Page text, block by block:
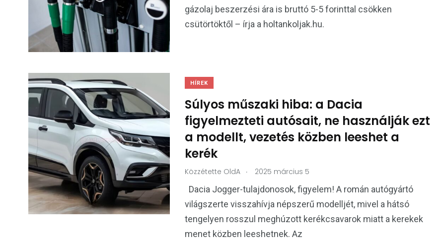
gázolaj beszerzési ára is bruttó 5-5 forinttal csökken
csütörtöktől – írja a holtankoljak.hu.
HÍREK
Súlyos műszaki hiba: a Dacia
figyelmezteti autósait, ne használják ezt
a modellt, vezetés közben leeshet a
kerék
Közzétette OldA . 2025 március 5
Dacia Jogger-tulajdonosok, figyelem! A román autógyártó
világszerte visszahívja népszerű modelljét, mivel a hátsó
tengelyen rosszul meghúzott kerékcsavarok miatt a kerekek
menet közben leeshetnek. Az